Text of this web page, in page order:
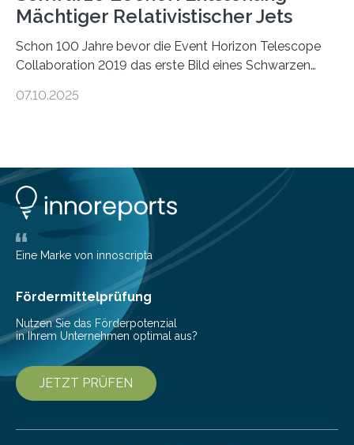
Mächtiger Relativistischer Jets
Schon 100 Jahre bevor die Event Horizon Telescope
Collaboration 2019 das erste Bild eines Schwarzen
hatte der Astronom Heber Curtis einen seltsamen
werden auch von anderen Schwarzen Löchern
ausgeschickt. Theoretische Astrophysiker der Goethe-
Universität haben jetzt einen numerischen Code
entwickelt, mit dem sie mathematisch hoch präzise
beschreiben…
07.10.2025
Eine Marke von innoscripta
Fördermittelprüfung
Nutzen Sie das Förderpotenzial
in Ihrem Unternehmen optimal aus?
JETZT PRÜFEN